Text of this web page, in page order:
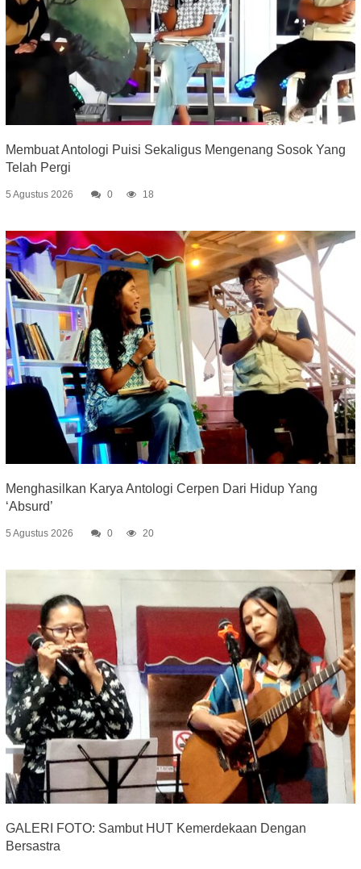
Membuat Antologi Puisi Sekaligus Mengenang Sosok Yang
Telah Pergi
5 Agustus 2026 0 18
Menghasilkan Karya Antologi Cerpen Dari Hidup Yang
‘Absurd’
5 Agustus 2026 0 20
GALERI FOTO: Sambut HUT Kemerdekaan Dengan
Bersastra